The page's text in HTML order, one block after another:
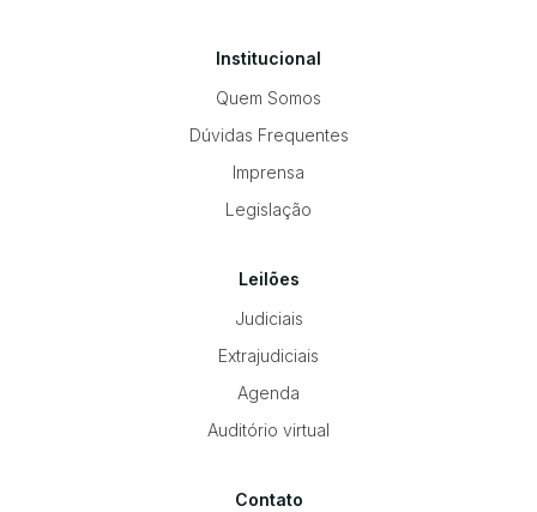
Institucional
Quem Somos
Dúvidas Frequentes
Imprensa
Legislação
Leilões
Judiciais
Extrajudiciais
Agenda
Auditório virtual
Contato